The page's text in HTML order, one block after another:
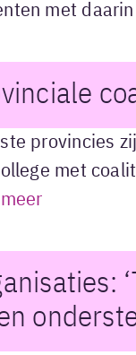
met
provincies
met